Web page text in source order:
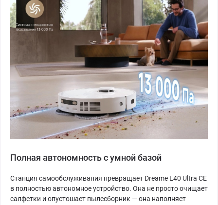
Полная автономность с умной базой
Станция самообслуживания превращает Dreame L40 Ultra CE
в полностью автономное устройство. Она не просто очищает
салфетки и опустошает пылесборник — она наполняет